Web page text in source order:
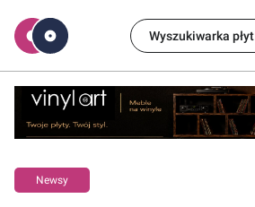
Wyszukiwarka płyt
Newsy